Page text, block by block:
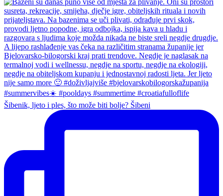
Šibenik, ljeto i ples, što može biti bolje? Šibeni